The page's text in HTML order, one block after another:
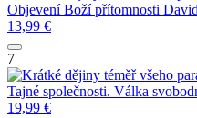
Objevení Boží přítomnosti
13,99 €
7
Tajné společnosti. Válka
19,99 €